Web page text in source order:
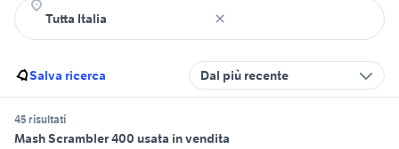
Salva ricerca Dal più recente
45 risultati
Mash Scrambler 400 usata in vendita